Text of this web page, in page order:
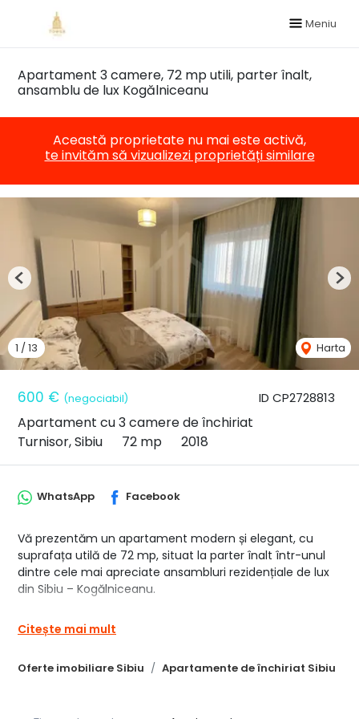
Meniu
Apartament 3 camere, 72 mp utili, parter înalt,
ansamblu de lux Kogălniceanu
Această proprietate nu mai este activă,
te invităm să vizualizezi proprietăți similare
ID CP2728813
600 € (negociabil)
Apartament cu 3 camere de închiriat
Turnisor, Sibiu
72 mp 2018
1 / 13 Harta
Previous
Oferte imobiliare Sibiu Apartamente de închiriat Sibiu
WhatsApp Facebook
Vă prezentăm un apartament modern și elegant, cu
suprafața utilă de 72 mp, situat la parter înalt într-unul
dintre cele mai apreciate ansambluri rezidențiale de lux
din Sibiu – Kogălniceanu.
• Living luminos și spațios
• Bucătărie separată cu ieșire directă pe terasă
Citește mai mult